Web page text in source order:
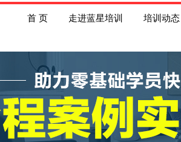
首 页 走进蓝星培训 培训动态